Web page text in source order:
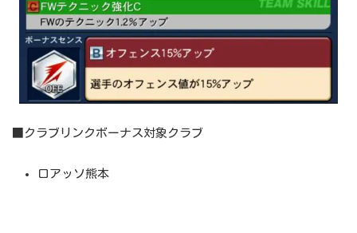
■クラブリンクボーナス対象クラブ
ロアッソ熊本